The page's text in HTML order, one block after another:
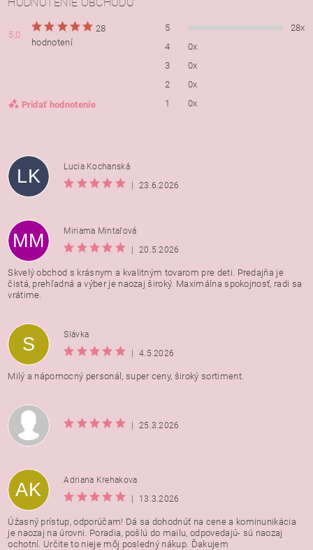
5,0
28
hodnotení
Pridať hodnotenie
5
28x
4
0x
3
0x
2
0x
1
0x
Vložením hodnotenie súhlasíte s
osobných údajov
LK
Lucia Kochanská
|
23.6.2026
MM
Miriama Mintaľová
|
20.5.2026
Skvelý obchod s krásnym a kvalitným tovarom pre deti. Predajňa je
čistá, prehľadná a výber je naozaj široký. Maximálna spokojnosť, radi sa
vrátime.
S
Slávka
|
4.5.2026
Milý a nápomocný personál, super ceny, široký sortiment.
| 25.3.2026
AK
Adriana Krehakova
|
13.3.2026
Úžasný prístup, odporúčam! Dá sa dohodnúť na cene a kominunikácia
je naozaj na úrovni. Poradia, pošlú do mailu, odpovedajú- sú naozaj
ochotní. Určite to nieje môj posledný nákup. Ďakujem